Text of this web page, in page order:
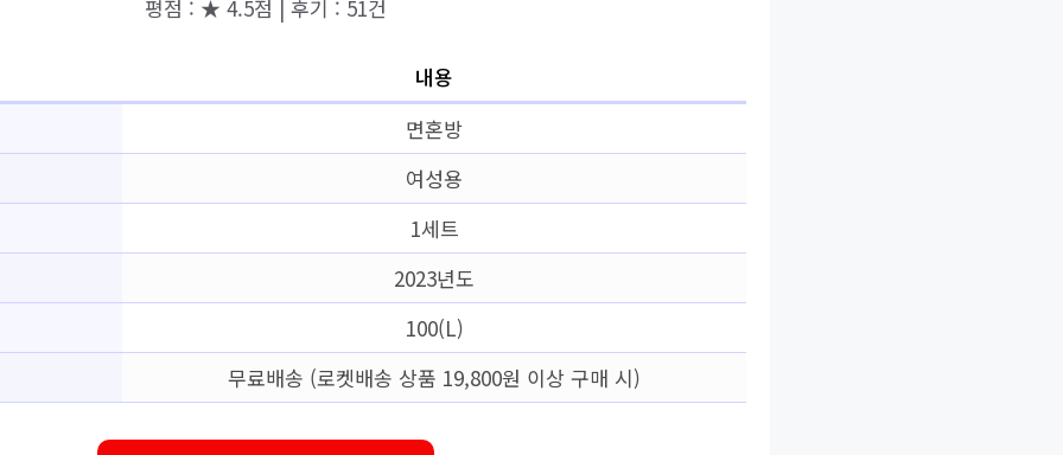
평점 : ★ 4.5점 | 후기 : 51건
내용
면혼방
여성용
1세트
2023년도
100(L)
무료배송 (로켓배송 상품 19,800원 이상 구매 시)